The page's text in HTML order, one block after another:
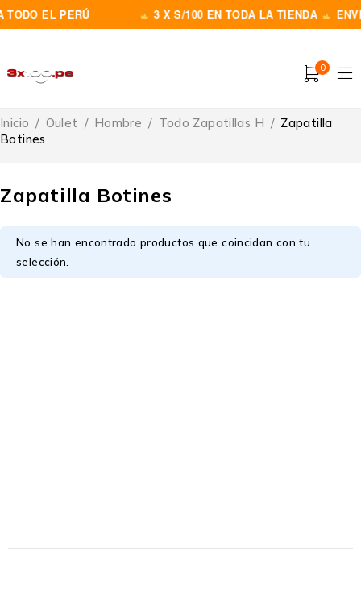
EL PERÚ 3 X S/100 EN TODA LA TIENDA
0
Zapatilla Botines
Inicio / Oulet / Hombre / Todo Zapatillas H / Zapatilla
Botines
No se han encontrado productos que coincidan con tu
selección.